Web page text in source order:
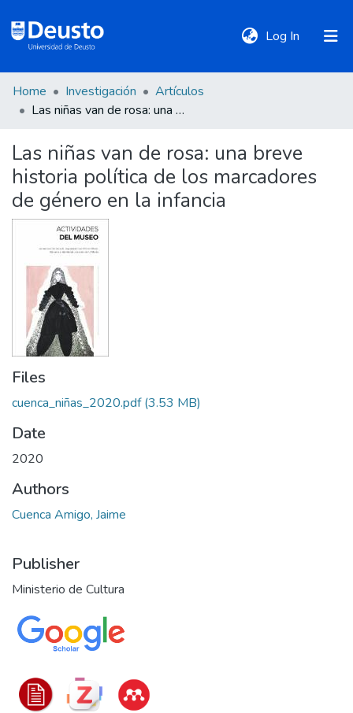
Log In (current)
DeustoTeka
Communities
&
Collections
All of DSpace
Statistics
Policies
Home Investigación
Artículos
Las niñas van de rosa: una breve historia política de los marcadores de género en la infancia
Las niñas van de rosa: una breve
historia política de los marcadores
de género en la infancia
Files
cuenca_niñas_2020.pdf(3.53 MB)
Date
2020
Authors
Cuenca Amigo, Jaime
Publisher
Ministerio de Cultura